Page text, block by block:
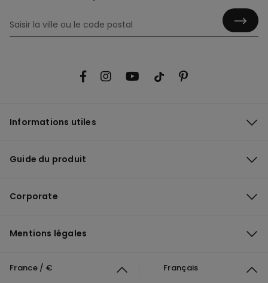
Informations utiles
Guide du produit
Corporate
Mentions légales
France / € Français